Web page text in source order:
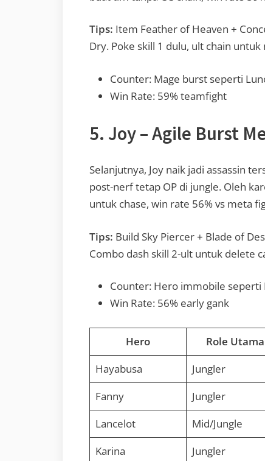
Tips: Item Feather of Heaven +
Dry. Poke skill 1 dulu, ult chain
Counter: Mage burst seperti
Win Rate: 59% teamfight
5. Joy – Agile Burst
Selanjutnya, Joy naik jadi assassin
post-nerf tetap OP di jungle. Oleh
untuk chase, win rate 56% vs meta
Tips: Build Sky Piercer + Blade of
Combo dash skill 2-ult untuk delete
Counter: Hero immobile seperti
Win Rate: 56% early gank
Hero Role Utama
Hayabusa
Jungler
Fanny
Jungler
Lancelot
Mid/Jungle
Karina
Jungler